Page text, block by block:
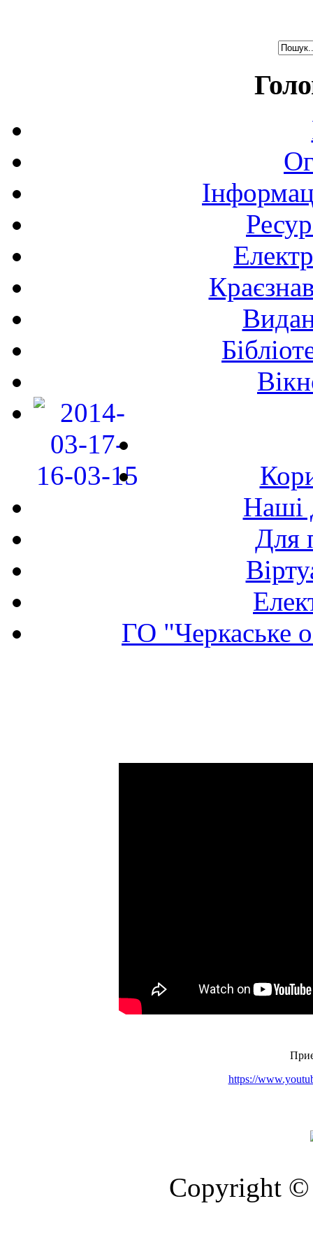
Наші
Для
ГО "Черкаське
https://
Copyright ©